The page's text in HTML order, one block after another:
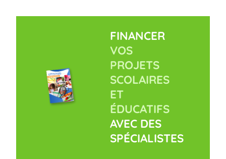
FINANCER
VOS
PROJETS
SCOLAIRES
ET
ÉDUCATIFS
AVEC DES
SPÉCIALISTES